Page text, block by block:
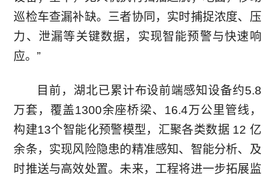
系
式
巡检车查漏补缺。三者协同，实时捕捉浓度、压
力、泄漏等关键数据，实现智能预警与快速响
应。”
目前，湖北已累计布设前端感知设备约5.8
万套，覆盖1300余座桥梁、16.4万公里管线，
构建13个智能化预警模型，汇聚各类数据 12 亿
余条，实现风险隐患的精准感知、智能分析、及
时推送与高效处置。未来，工程将进一步拓展监